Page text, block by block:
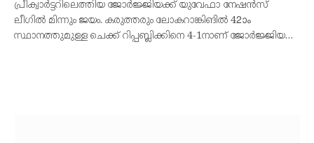
പ്രീക്വാര്‍ട്ടറിലെത്തിയ ജോര്‍ജ്ജിയക്ക് യുവേഫാ നേഷന്‍സ്
ലീഗില്‍ മിന്നും ജയം. കരുത്തരും ലോകറാങ്കിങില്‍ 42ാം
സ്ഥാനത്തുമുള്ള ചെക്ക് റിപ്പബ്ലിക്കിനെ 4-1നാണ് ജോര്‍ജ്ജിയ…